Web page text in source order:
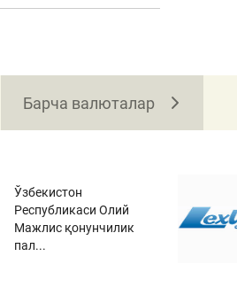
Барча валюталар
Ўзбекистон
Республикаси Олий
Мажлис қонунчилик
пал...